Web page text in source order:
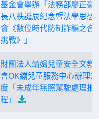
基金會舉辦「法務部廖正豪
長八秩誕辰紀念暨法學思想
會《數位時代防制詐騙之合
挑戰》」
財團法人靖娟兒童安全文教
會OK繃兒童服務中心辦理
度「未成年無照駕駛處理推
程」